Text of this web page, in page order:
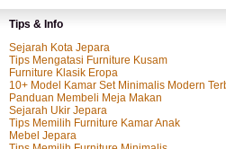
Tips & Info
Sejarah Kota Jepara
Tips Mengatasi Furniture Kusam
Furniture Klasik Eropa
10+ Model Kamar Set Minimalis Modern
Panduan Membeli Meja Makan
Sejarah Ukir Jepara
Tips Memilih Furniture Kamar Anak
Mebel Jepara